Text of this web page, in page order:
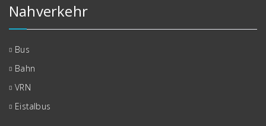
Nahverkehr
Bus
Bahn
VRN
Eistalbus